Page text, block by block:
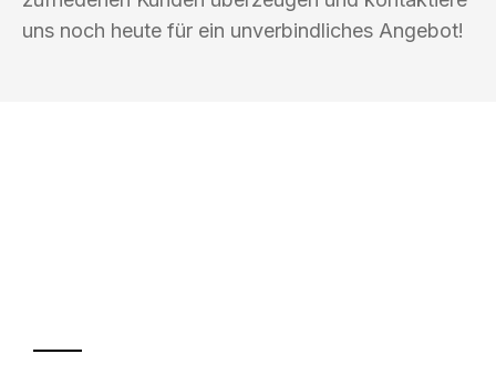
uns noch heute für ein unverbindliches Angebot!